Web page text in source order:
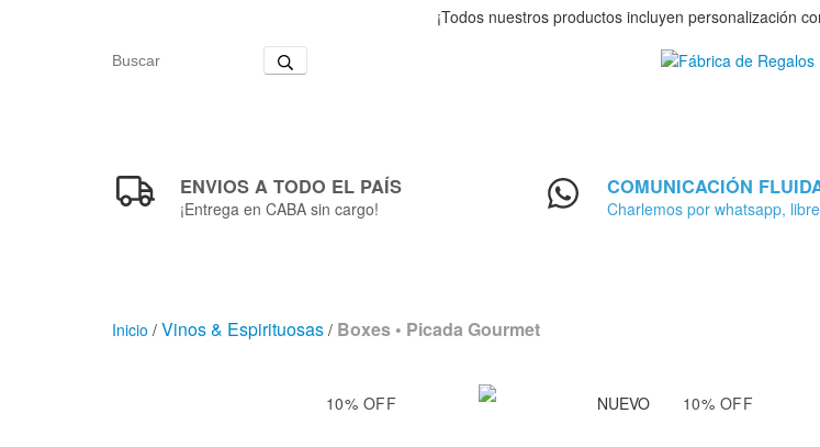
¡Todos nuestros productos incluyen personalización
ENVIOS A TODO EL PAÍS
¡Entrega en CABA sin cargo!
COMUNICACIÓN
Charlemos por whatsapp,
Inicio / Vinos & Espirituosas / Boxes • Picada Gourmet
10% OFF NUEVO 10% OFF